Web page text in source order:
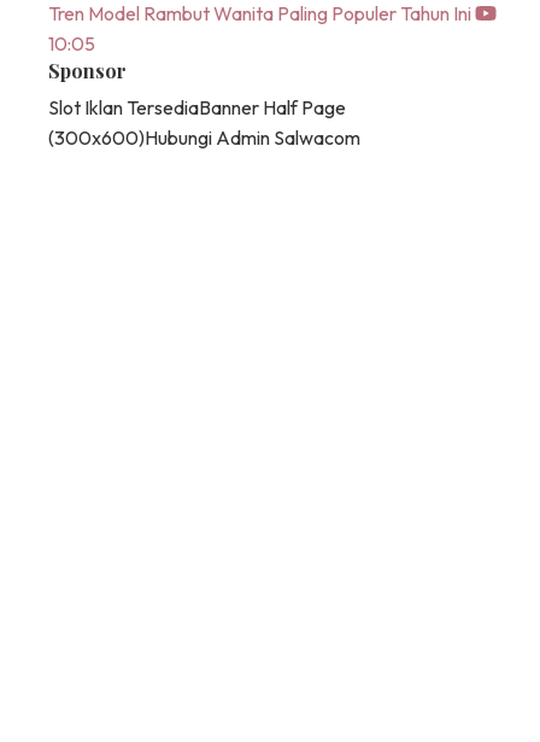
Tren Model Rambut Wanita Paling Populer Tahun Ini
10:05
Sponsor
Slot Iklan TersediaBanner Half Page
(300x600)Hubungi Admin Salwacom